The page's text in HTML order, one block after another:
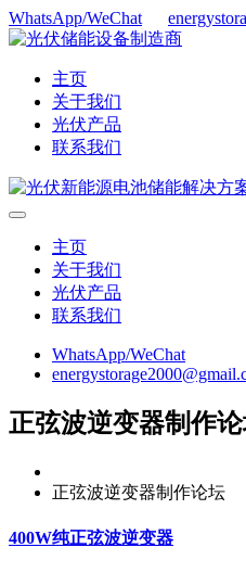
WhatsApp/WeChat
主页
关于我们
光伏产品
联系我们
主页
关于我们
光伏产品
联系我们
WhatsApp/WeChat
正弦波逆变器制作
正弦波逆变器制作论坛
400W纯正弦波逆变器